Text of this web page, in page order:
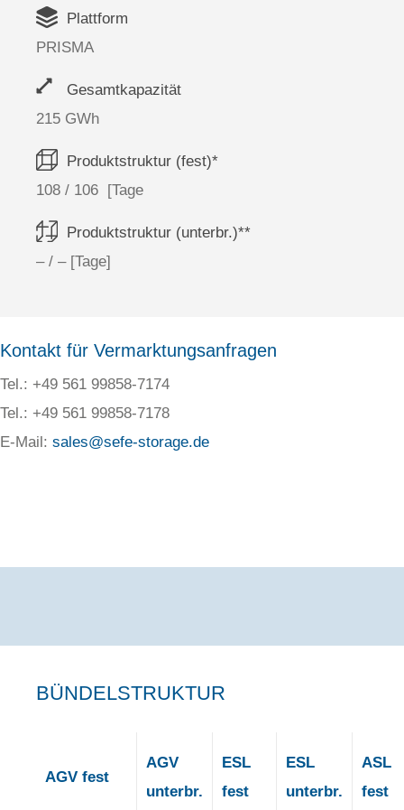
Plattform
PRISMA
Gesamtkapazität
215 GWh
Produktstruktur (fest)*
108 / 106 [Tage
Produktstruktur (unterbr.)**
– / – [Tage]
Kontakt für Vermarktungsanfragen
Tel.: +49 561 99858-7174
Tel.: +49 561 99858-7178
E-Mail: sales@sefe-storage.de
BÜNDELSTRUKTUR
AGV fest
AGV
unterbr.
ESL
fest
ESL
unterbr.
ASL
fest